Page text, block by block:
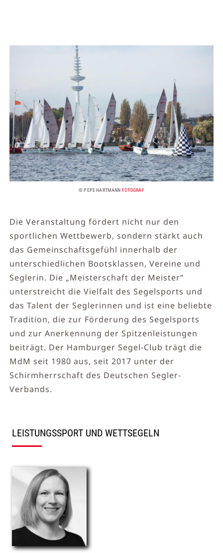
© PEPE HARTMANN FOTOGRAF
Die Veranstaltung fördert nicht nur den
sportlichen Wettbewerb, sondern stärkt auch
das Gemeinschaftsgefühl innerhalb der
unterschiedlichen Bootsklassen, Vereine und
Seglerin. Die „Meisterschaft der Meister“
unterstreicht die Vielfalt des Segelsports und
das Talent der Seglerinnen und ist eine beliebte
Tradition, die zur Förderung des Segelsports
und zur Anerkennung der Spitzenleistungen
beiträgt. Der Hamburger Segel-Club trägt die
MdM seit 1980 aus, seit 2017 unter der
Schirmherrschaft des Deutschen Segler-
Verbands.
LEISTUNGSSPORT UND WETTSEGELN